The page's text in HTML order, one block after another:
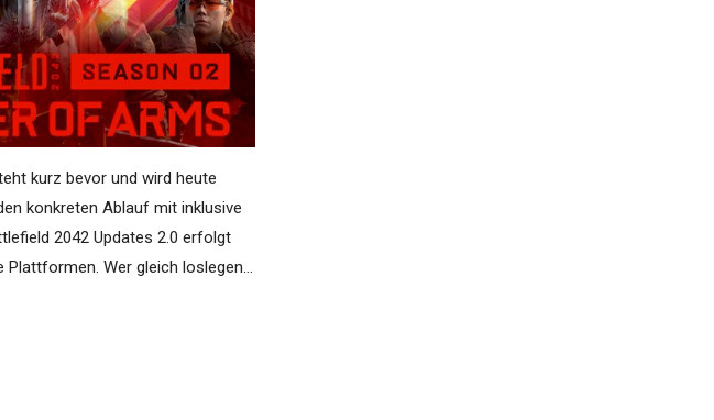
kurz bevor und wird heute
konkreten Ablauf mit inklusive
2042 Updates 2.0 erfolgt
Wer gleich loslegen…